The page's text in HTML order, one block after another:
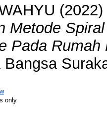
(2022)
Metode
Pada
only